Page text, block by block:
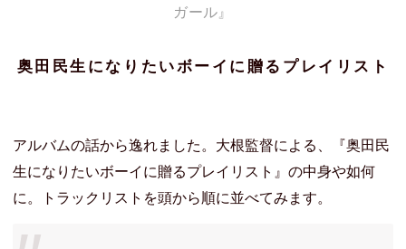
ガール』
奥田民生になりたいボーイに贈るプレイリスト
アルバムの話から逸れました。大根監督による、『奥田民
生になりたいボーイに贈るプレイリスト』の中身や如何
に。トラックリストを頭から順に並べてみます。